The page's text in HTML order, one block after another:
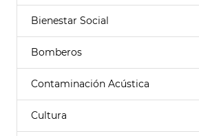
Bienestar Social
Bomberos
Contaminación Acústica
Cultura